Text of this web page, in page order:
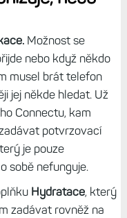
Možnost se
nebo když někdo
musel brát telefon
jej někde hledat. Už
Connectu, kam
potvrzovací
je pouze
sobě nefunguje.
Hydratace, který
zadávat rovněž na